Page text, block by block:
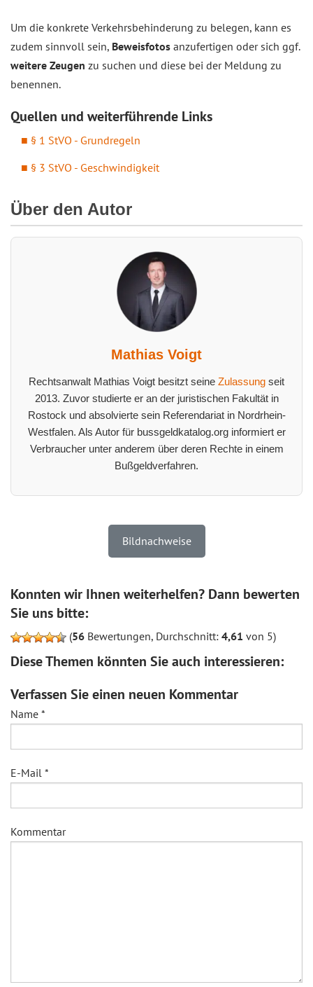
Um die konkrete Verkehrsbehinderung zu belegen, kann es
zudem sinnvoll sein, Beweisfotos anzufertigen oder sich ggf.
weitere Zeugen zu suchen und diese bei der Meldung zu
benennen.
Quellen und weiterführende Links
§ 1 StVO - Grundregeln
§ 3 StVO - Geschwindigkeit
Über den Autor
Mathias Voigt
Rechtsanwalt Mathias Voigt besitzt seine Zulassung seit
2013. Zuvor studierte er an der juristischen Fakultät in
Rostock und absolvierte sein Referendariat in Nordrhein-
Westfalen. Als Autor für bussgeldkatalog.org informiert er
Verbraucher unter anderem über deren Rechte in einem
Bußgeldverfahren.
Bildnachweise
Konnten wir Ihnen weiterhelfen? Dann bewerten
Sie uns bitte:
(56 Bewertungen, Durchschnitt: 4,61 von 5)
Diese Themen könnten Sie auch interessieren:
Verfassen Sie einen neuen Kommentar
Name *
E-Mail *
Kommentar